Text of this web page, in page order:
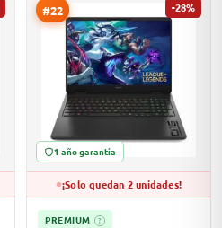
#22 -28%
1 año garantía
¡Solo quedan 2 unidades!
PREMIUM ?